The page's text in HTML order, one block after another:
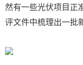
然有一些光伏项目正
评文件中梳理出一批